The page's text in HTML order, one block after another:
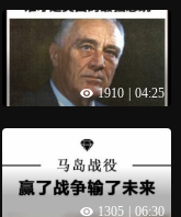
1910 04:25
1305 06:30